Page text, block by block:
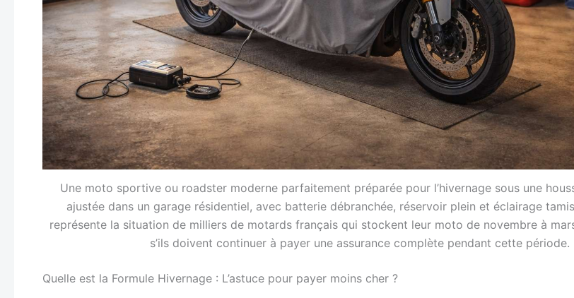
Une moto sportive ou roadster moderne parfaitement préparée pour l’hivernage sous une
ajustée dans un garage résidentiel, avec batterie débranchée, réservoir plein et éclairage
représente la situation de milliers de motards français qui stockent leur moto de novembre à
s’ils doivent continuer à payer une assurance complète pendant cette période.
Quelle est la Formule Hivernage : L’astuce pour payer moins cher ?